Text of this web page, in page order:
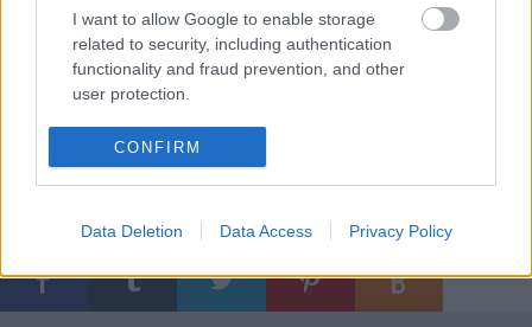
I want to allow Google to enable storage
related to security, including authentication
functionality and fraud prevention, and other
user protection.
CONFIRM
Data Deletion Data Access Privacy Policy
filmalkotásban is, mint például aVörös grófnő,
Mephisto, Bob herceg, Kárpáthy Zoltán, Egy magyar
nábob vagy az Esős vasárnapcímű filmek
szereplőjeként.
Forrás: Alexandra Könyvesház Pódiuma